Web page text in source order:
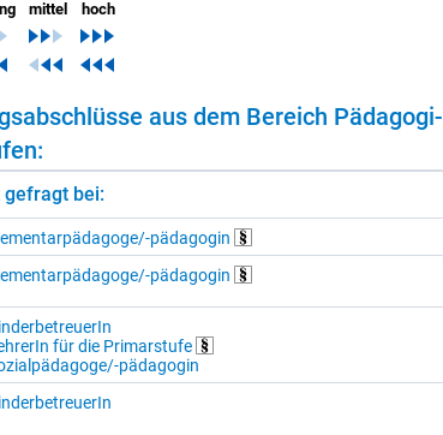
mittel
hoch
aus dem Be­reich Päd­ago­gi­
gefragt bei:
​päd­ago­gin
​päd­ago­gin
für die Pri­mar­stu­fe
​päd­ago­gin